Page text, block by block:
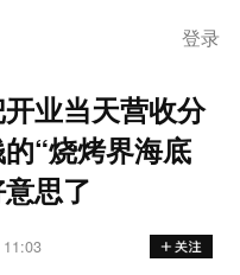
登录
业当天营收分
“烧烤界海底
思了